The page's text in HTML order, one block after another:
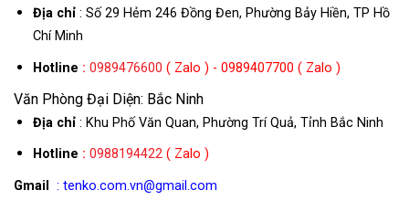
Địa chỉ: Số 29 Hẻm 246 Đồng Đen, Phường Bảy Hiền, TP Hồ
Chí Minh
Hotline : 0989476600 ( Zalo ) - 0989407700 ( Zalo )
Văn Phòng Đại Diện: Bắc Ninh
Địa chỉ: Khu Phố Văn Quan, Phường Trí Quả, Tỉnh Bắc Ninh
Hotline : 0988194422( Zalo )
Gmail : tenko.com.vn@gmail.com